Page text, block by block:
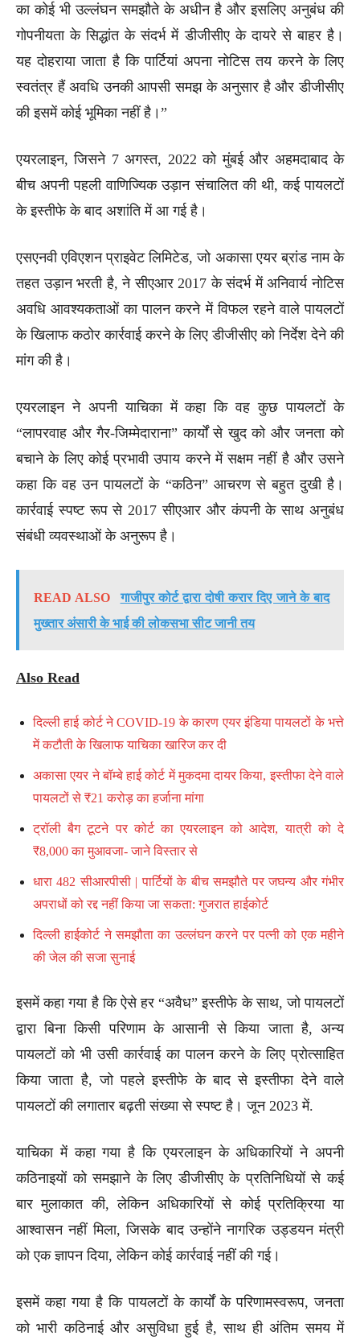
का कोई भी उल्लंघन समझौते के अधीन है और इसलिए अनुबंध की
गोपनीयता के सिद्धांत के संदर्भ में डीजीसीए के दायरे से बाहर है।
यह दोहराया जाता है कि पार्टियां अपना नोटिस तय करने के लिए
स्वतंत्र हैं अवधि उनकी आपसी समझ के अनुसार है और डीजीसीए
की इसमें कोई भूमिका नहीं है।”
एयरलाइन, जिसने 7 अगस्त, 2022 को मुंबई और अहमदाबाद के
बीच अपनी पहली वाणिज्यिक उड़ान संचालित की थी, कई पायलटों
के इस्तीफे के बाद अशांति में आ गई है।
एसएनवी एविएशन प्राइवेट लिमिटेड, जो अकासा एयर ब्रांड नाम के
तहत उड़ान भरती है, ने सीएआर 2017 के संदर्भ में अनिवार्य नोटिस
अवधि आवश्यकताओं का पालन करने में विफल रहने वाले पायलटों
के खिलाफ कठोर कार्रवाई करने के लिए डीजीसीए को निर्देश देने की
मांग की है।
एयरलाइन ने अपनी याचिका में कहा कि वह कुछ पायलटों के
“लापरवाह और गैर-जिम्मेदाराना” कार्यों से खुद को और जनता को
बचाने के लिए कोई प्रभावी उपाय करने में सक्षम नहीं है और उसने
कहा कि वह उन पायलटों के “कठिन” आचरण से बहुत दुखी है।
कार्रवाई स्पष्ट रूप से 2017 सीएआर और कंपनी के साथ अनुबंध
संबंधी व्यवस्थाओं के अनुरूप है।
READ ALSO
गाजीपुर कोर्ट द्वारा दोषी करार दिए जाने के बाद
मुख्तार अंसारी के भाई की लोकसभा सीट जानी तय
Also Read
दिल्ली हाई कोर्ट ने COVID-19 के कारण एयर इंडिया पायलटों के भत्ते
में कटौती के खिलाफ याचिका खारिज कर दी
अकासा एयर ने बॉम्बे हाई कोर्ट में मुकदमा दायर किया, इस्तीफा देने वाले
पायलटों से ₹21 करोड़ का हर्जाना मांगा
ट्रॉली बैग टूटने पर कोर्ट का एयरलाइन को आदेश, यात्री को दे
₹8,000 का मुआवजा- जाने विस्तार से
धारा 482 सीआरपीसी | पार्टियों के बीच समझौते पर जघन्य और गंभीर
अपराधों को रद्द नहीं किया जा सकता: गुजरात हाईकोर्ट
दिल्ली हाईकोर्ट ने समझौता का उल्लंघन करने पर पत्नी को एक महीने
की जेल की सजा सुनाई
इसमें कहा गया है कि ऐसे हर “अवैध” इस्तीफे के साथ, जो पायलटों
द्वारा बिना किसी परिणाम के आसानी से किया जाता है, अन्य
पायलटों को भी उसी कार्रवाई का पालन करने के लिए प्रोत्साहित
किया जाता है, जो पहले इस्तीफे के बाद से इस्तीफा देने वाले
पायलटों की लगातार बढ़ती संख्या से स्पष्ट है। जून 2023 में.
याचिका में कहा गया है कि एयरलाइन के अधिकारियों ने अपनी
कठिनाइयों को समझाने के लिए डीजीसीए के प्रतिनिधियों से कई
बार मुलाकात की, लेकिन अधिकारियों से कोई प्रतिक्रिया या
आश्वासन नहीं मिला, जिसके बाद उन्होंने नागरिक उड्डयन मंत्री
को एक ज्ञापन दिया, लेकिन कोई कार्रवाई नहीं की गई।
इसमें कहा गया है कि पायलटों के कार्यों के परिणामस्वरूप, जनता
को भारी कठिनाई और असुविधा हुई है, साथ ही अंतिम समय में